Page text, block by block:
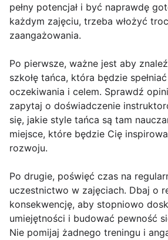
pełny potencjał i być naprawdę
każdym zajęciu, trzeba włożyć
zaangażowania.
Po pierwsze, ważne jest aby
szkołę tańca, która będzie
oczekiwania i celem. Sprawdź
zapytaj o doświadczenie
się, jakie style tańca są tam
miejsce, które będzie Cię
rozwoju.
Po drugie, poświęć czas na
uczestnictwo w zajęciach. Dbaj o
konsekwencję, aby stopniowo
umiejętności i budować pewność
Nie pomijaj żadnego treningu i